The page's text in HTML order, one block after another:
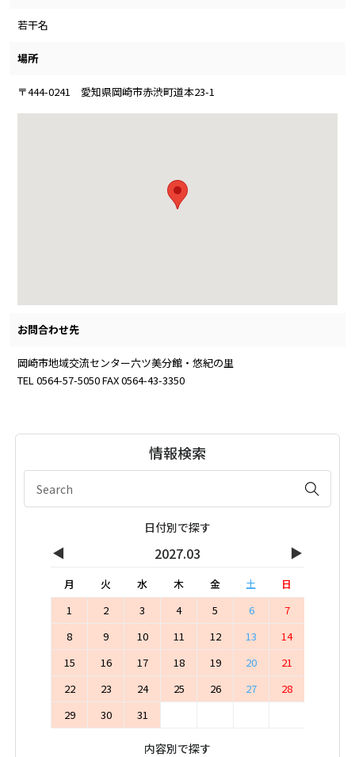
若干名
場所
〒444-0241 愛知県岡崎市赤渋町道本23-1
お問合わせ先
岡崎市地域交流センター六ツ美分館・悠紀の里
TEL 0564-57-5050 FAX 0564-43-3350
情報検索
日付別で探す
◀ 2027.03 ▶
月 火 水 木 金 土
日
1
2 3 4 5 6
7
8
9 10 11 12 13
14
15
16 17 18 19 20
21
22
23 24 25 26 27
28
29
30 31
内容別で探す